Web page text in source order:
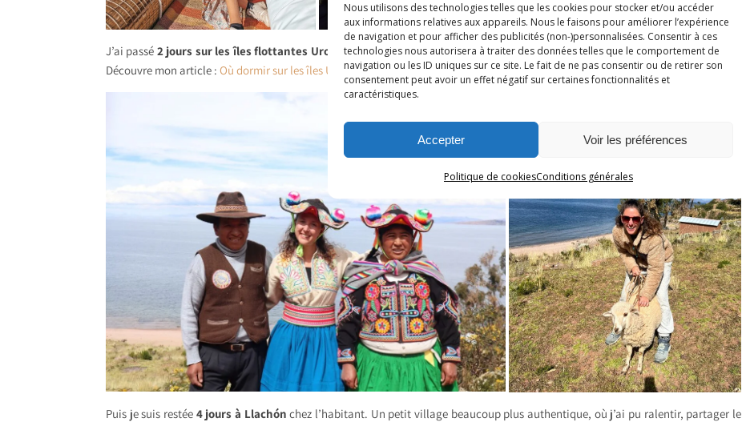
Nous utilisons des technologies telles que les cookies pour stocker et/ou accéder
aux informations relatives aux appareils. Nous le faisons pour améliorer l’expérience
de navigation et pour afficher des publicités (non-)personnalisées. Consentir à ces
technologies nous autorisera à traiter des données telles que le comportement de
navigation ou les ID uniques sur ce site. Le fait de ne pas consentir ou de retirer son
consentement peut avoir un effet négatif sur certaines fonctionnalités et
caractéristiques.
Accepter Voir les préférences
Politique de cookiesConditions générales
J’ai passé 2 jours sur les îles flottantes Uros
, une expérience insolite où tu dors littéralement sur des îles faites de roseaux.
Découvre mon article : Où dormir sur les îles Uros ?
Puis je suis restée 4 jours à Llachón chez l’habitant. Un petit village beaucoup plus authentique, où j’ai pu ralentir, partager le